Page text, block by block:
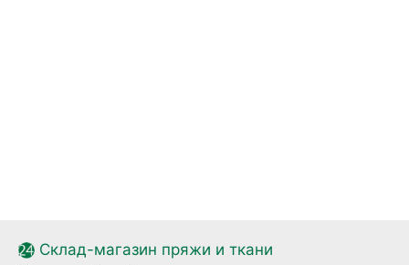
Склад-магазин пряжи и ткани